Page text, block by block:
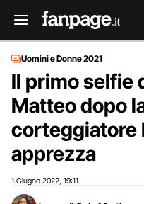
Uomini e Donne 2021
Il primo selfie
Matteo dopo
corteggiatore
apprezza
1 Giugno 2022 19:11